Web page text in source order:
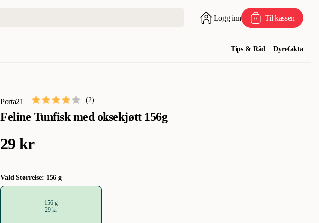
Logg inn 0 Til kassen
Tips & Råd Dyrefakta
Porta21
Feline Tunfisk med oksekjøtt 156g
(2)
29 kr
Vald Størrelse: 156 g
156 g
29 kr